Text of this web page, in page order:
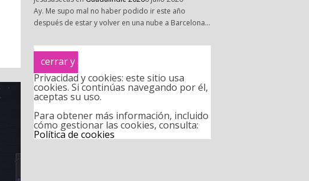
Ay. Me supo mal no haber podido ir este año
después de estar y volver en una nube a Barcelona…
Privacidad y cookies: este sitio usa
cookies. Si continúas navegando por él,
aceptas su uso.
Para obtener más información, incluido
cómo gestionar las cookies, consulta:
Política de cookies